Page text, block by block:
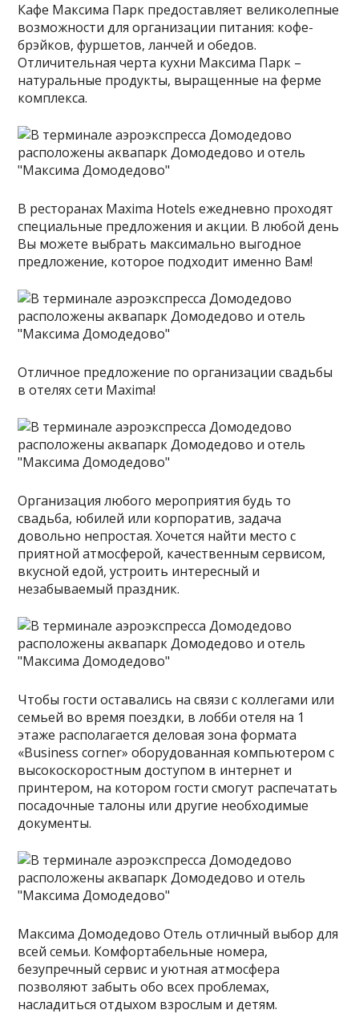
Кафе Максима Парк предоставляет великолепные
возможности для организации питания: кофе-
брэйков, фуршетов, ланчей и обедов.
Отличительная черта кухни Максима Парк –
натуральные продукты, выращенные на ферме
комплекса.
В ресторанах Maxima Hotels ежедневно проходят
специальные предложения и акции. В любой день
Вы можете выбрать максимально выгодное
предложение, которое подходит именно Вам!
Отличное предложение по организации свадьбы
в отелях сети Maxima!
Организация любого мероприятия будь то
свадьба, юбилей или корпоратив, задача
довольно непростая. Хочется найти место с
приятной атмосферой, качественным сервисом,
вкусной едой, устроить интересный и
незабываемый праздник.
Чтобы гости оставались на связи с коллегами или
семьей во время поездки, в лобби отеля на 1
этаже располагается деловая зона формата
«Business corner» оборудованная компьютером с
высокоскоростным доступом в интернет и
принтером, на котором гости смогут распечатать
посадочные талоны или другие необходимые
документы.
Максима Домодедово Отель отличный выбор для
всей семьи. Комфортабельные номера,
безупречный сервис и уютная атмосфера
позволяют забыть обо всех проблемах,
насладиться отдыхом взрослым и детям.